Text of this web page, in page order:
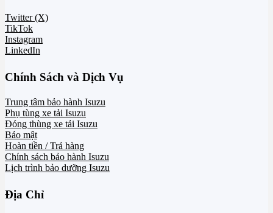
Twitter (X)
TikTok
Instagram
LinkedIn
Chính Sách và Dịch Vụ
Trung tâm bảo hành Isuzu
Phụ tùng xe tải Isuzu
Đóng thùng xe tải Isuzu
Bảo mật
Hoàn tiền / Trả hàng
Chính sách bảo hành Isuzu
Lịch trình bảo dưỡng Isuzu
Địa Chỉ